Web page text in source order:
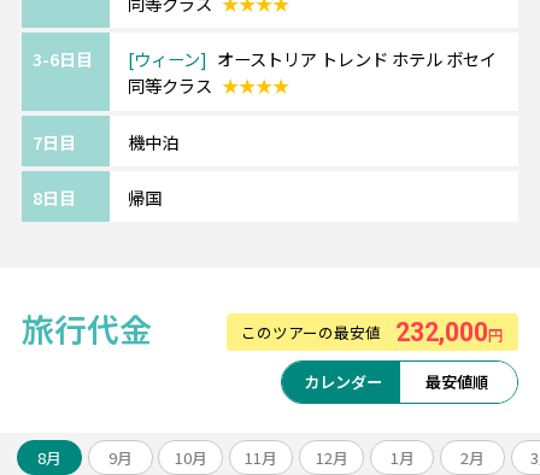
《ツアーアレンジが得意です！》
更、
ホテルアップグレード・変更もお問い合わせ
ください。
ホテルアレンジも可能です。
3-6日目 ウィーン
オーストリア トレンド ホテル ボセイ
同等クラス ★★★★
7日目 機中泊
8日目 帰国
旅行代金 このツアーの最安値 232,000円
カレンダー 最安値順
8月 9月 10月 11月 12月 1月 2月